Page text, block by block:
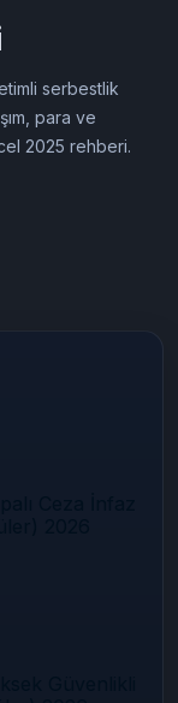
serbestlik
para ve
2025 rehberi.